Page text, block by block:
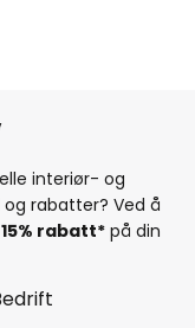
interiør- og
rabatter? Ved å
15% rabatt* på din